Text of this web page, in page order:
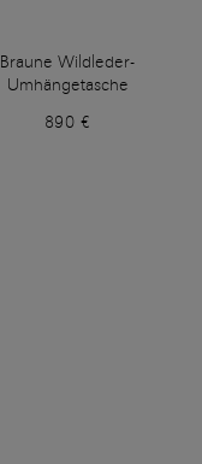
Braune Wildleder-
Umhängetasche
890 €